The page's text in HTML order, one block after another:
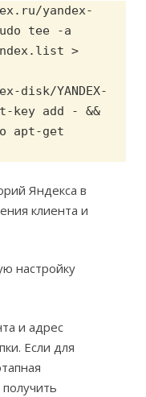
yandex-
tee -a
>
disk/YANDEX-
key add - &&
apt-get
Яндекса в
клиента и
настройку
и адрес
Если для